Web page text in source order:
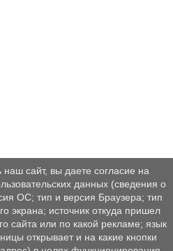
сайт, вы даете согласие на
данных (сведения о
ОС; тип и версия Браузера; тип
экрана; источник откуда пришел
сайта или по какой рекламе; язык
открывает и на какие кнопки